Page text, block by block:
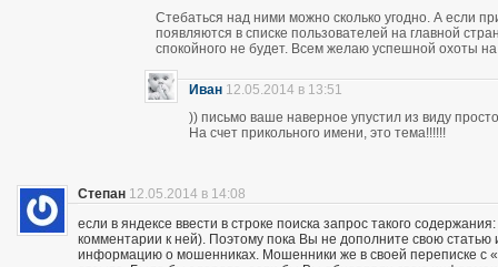
Стебаться над ними можно сколько угодно. А если
появляются в списке пользователей на главной
спокойного не будет. Всем желаю успешной охоты
Иван 12.05.2014 в 13:51
)) письмо ваше наверное упустил из виду
На счет прикольного имени, это тема!!!!!!
Степан 12.05.2014 в 14:08
если в яндексе ввести в строке поиска запрос такого
комментарии к ней). Поэтому пока Вы не дополните свою
информацию о мошенниках. Мошенники же в своей переписке с